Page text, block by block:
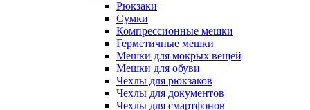
Рюкзаки
Сумки
Компрессионные мешки
Герметичные мешки
Мешки для мокрых вещей
Мешки для обуви
Чехлы для рюкзаков
Чехлы для документов
Чехлы для смартфонов